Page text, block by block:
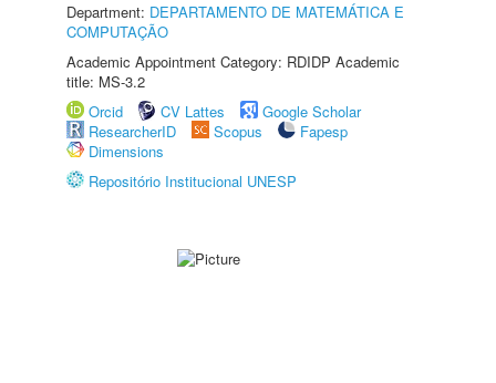
Department: DEPARTAMENTO DE MATEMÁTICA E
COMPUTAÇÃO
Academic Appointment Category: RDIDP Academic
title: MS-3.2
Orcid
CV Lattes
Google Scholar
ResearcherID
Scopus
Fapesp
Dimensions
Repositório Institucional UNESP